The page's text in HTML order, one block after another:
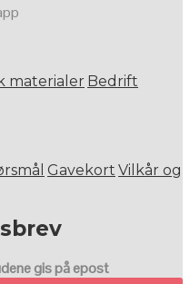
materialer Bedrift
Gavekort Vilkår og
gis på epost